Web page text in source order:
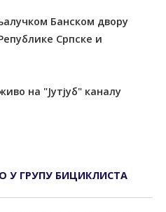
Банском двору
Српске и
на "Јутјуб" каналу
У ГРУПУ БИЦИКЛИСТА